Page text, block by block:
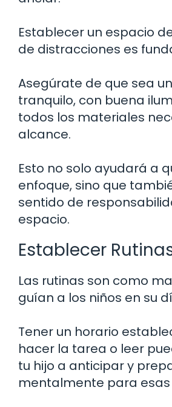
Establecer un espacio
de distracciones es
Asegúrate de que sea
tranquilo, con buena
todos los materiales
alcance.
Esto no solo ayudará a
enfoque, sino que
sentido de
espacio.
Establecer
Las rutinas son como
guían a los niños en su
Tener un horario
hacer la tarea o leer
tu hijo a anticipar y
mentalmente para